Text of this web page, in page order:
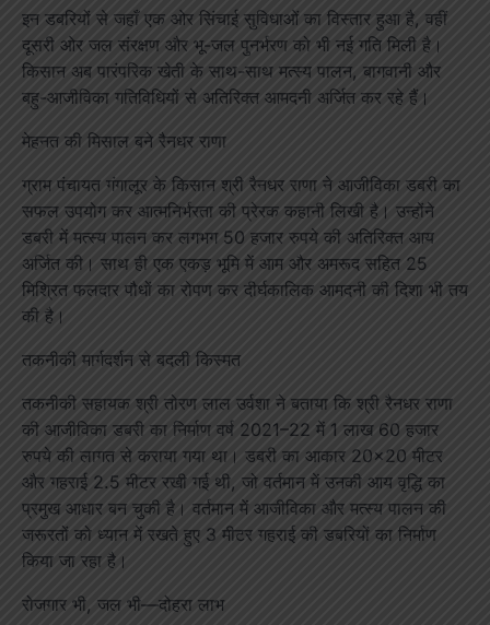
इन डबरियों से जहाँ एक ओर सिंचाई सुविधाओं का विस्तार हुआ है, वहीं
दूसरी ओर जल संरक्षण और भू-जल पुनर्भरण को भी नई गति मिली है।
किसान अब पारंपरिक खेती के साथ-साथ मत्स्य पालन, बागवानी और
बहु-आजीविका गतिविधियों से अतिरिक्त आमदनी अर्जित कर रहे हैं।
मेहनत की मिसाल बने रैनधर राणा
ग्राम पंचायत गंगालूर के किसान श्री रैनधर राणा ने आजीविका डबरी का
सफल उपयोग कर आत्मनिर्भरता की प्रेरक कहानी लिखी है। उन्होंने
डबरी में मत्स्य पालन कर लगभग 50 हजार रुपये की अतिरिक्त आय
अर्जित की। साथ ही एक एकड़ भूमि में आम और अमरूद सहित 25
मिश्रित फलदार पौधों का रोपण कर दीर्घकालिक आमदनी की दिशा भी तय
की है।
तकनीकी मार्गदर्शन से बदली किस्मत
तकनीकी सहायक श्री तोरण लाल उर्वशा ने बताया कि श्री रैनधर राणा
की आजीविका डबरी का निर्माण वर्ष 2021–22 में 1 लाख 60 हजार
रुपये की लागत से कराया गया था। डबरी का आकार 20×20 मीटर
और गहराई 2.5 मीटर रखी गई थी, जो वर्तमान में उनकी आय वृद्धि का
प्रमुख आधार बन चुकी है। वर्तमान में आजीविका और मत्स्य पालन की
जरूरतों को ध्यान में रखते हुए 3 मीटर गहराई की डबरियों का निर्माण
किया जा रहा है।
रोजगार भी, जल भी—दोहरा लाभ